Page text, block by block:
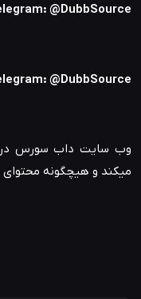
@DubbSource
@DubbSource
وب سایت داب سورس در
میکند و هیچگونه محتوای